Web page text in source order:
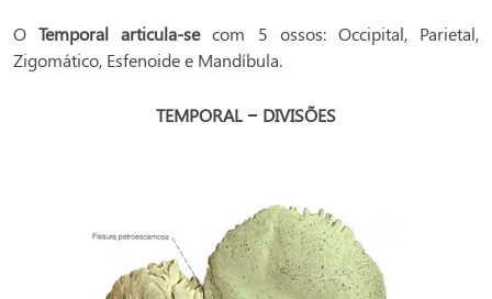
OTemporal articula-secom 5 ossos: Occipital, Parietal,
Zigomático, Esfenoide e Mandíbula.
TEMPORAL – DIVISÕES